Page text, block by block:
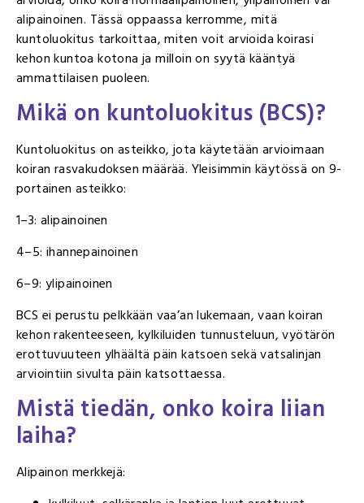
alipainoinen. Tässä oppaassa kerromme, mitä
kuntoluokitus tarkoittaa, miten voit arvioida koirasi
kehon kuntoa kotona ja milloin on syytä kääntyä
ammattilaisen puoleen.
Mikä on kuntoluokitus (BCS)?
Kuntoluokitus on asteikko, jota käytetään arvioimaan
koiran rasvakudoksen määrää. Yleisimmin käytössä on 9-
portainen asteikko:
1–3: alipainoinen
4–5: ihannepainoinen
6–9: ylipainoinen
BCS ei perustu pelkkään vaa’an lukemaan, vaan koiran
kehon rakenteeseen, kylkiluiden tunnusteluun, vyötärön
erottuvuuteen ylhäältä päin katsoen sekä vatsalinjan
arviointiin sivulta päin katsottaessa.
Mistä tiedän, onko koira liian
laiha?
Alipainon merkkejä: